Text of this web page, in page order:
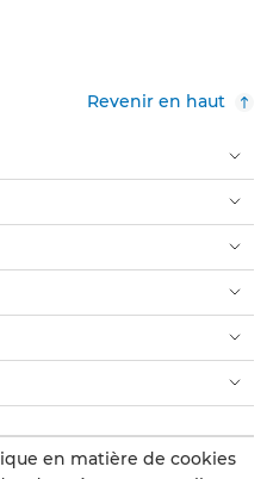
Revenir en haut
en matière de cookies